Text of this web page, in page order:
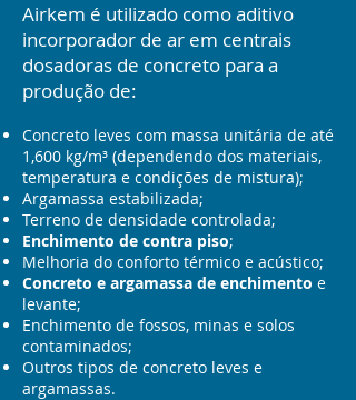
Airkem é utilizado como aditivo
incorporador de ar em centrais
dosadoras de concreto para a
produção de:
Concreto leves com massa unitária de até
1,600 kg/m³ (dependendo dos materiais,
temperatura e condições de mistura);
Argamassa estabilizada;
Terreno de densidade controlada;
Enchimento de contra piso;
Melhoria do conforto térmico e acústico;
Concreto e argamassa de enchimento e
levante;
Enchimento de fossos, minas e solos
contaminados;
Outros tipos de concreto leves e
argamassas.